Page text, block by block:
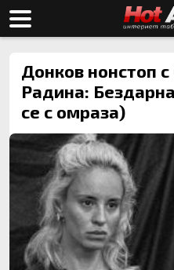
Донков нонстоп
Радина:
се с омраза)